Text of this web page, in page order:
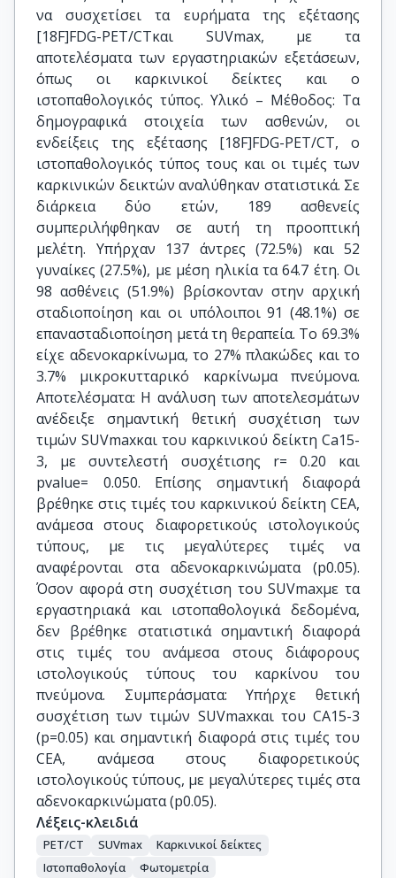
να συσχετίσει τα ευρήματα της εξέτασης
[18F]FDG-PET/CTκαι SUVmax, με τα
αποτελέσματα των εργαστηριακών εξετάσεων,
όπως οι καρκινικοί δείκτες και ο
ιστοπαθολογικός τύπος. Υλικό – Μέθοδος: Τα
δημογραφικά στοιχεία των ασθενών, οι
ενδείξεις της εξέτασης [18F]FDG-PET/CT, ο
ιστοπαθολογικός τύπος τους και οι τιμές των
καρκινικών δεικτών αναλύθηκαν στατιστικά. Σε
διάρκεια δύο ετών, 189 ασθενείς
συμπεριλήφθηκαν σε αυτή τη προοπτική
μελέτη. Υπήρχαν 137 άντρες (72.5%) και 52
γυναίκες (27.5%), με μέση ηλικία τα 64.7 έτη. Οι
98 ασθένεις (51.9%) βρίσκονταν στην αρχική
σταδιοποίηση και οι υπόλοιποι 91 (48.1%) σε
επανασταδιοποίηση μετά τη θεραπεία. Το 69.3%
είχε αδενοκαρκίνωμα, το 27% πλακώδες και το
3.7% μικροκυτταρικό καρκίνωμα πνεύμονα.
Αποτελέσματα: Η ανάλυση των αποτελεσμάτων
ανέδειξε σημαντική θετική συσχέτιση των
τιμών SUVmaxκαι του καρκινικού δείκτη Ca15-
3, με συντελεστή συσχέτισης r= 0.20 και
pvalue= 0.050. Επίσης σημαντική διαφορά
βρέθηκε στις τιμές του καρκινικού δείκτη CEA,
ανάμεσα στους διαφορετικούς ιστολογικούς
τύπους, με τις μεγαλύτερες τιμές να
αναφέρονται στα αδενοκαρκινώματα (p0.05).
Όσον αφορά στη συσχέτιση του SUVmaxμε τα
εργαστηριακά και ιστοπαθολογικά δεδομένα,
δεν βρέθηκε στατιστικά σημαντική διαφορά
στις τιμές του ανάμεσα στους διάφορους
ιστολογικούς τύπους του καρκίνου του
πνεύμονα. Συμπεράσματα: Υπήρχε θετική
συσχέτιση των τιμών SUVmaxκαι του CA15-3
(p=0.05) και σημαντική διαφορά στις τιμές του
CEA, ανάμεσα στους διαφορετικούς
ιστολογικούς τύπους, με μεγαλύτερες τιμές στα
αδενοκαρκινώματα (p0.05).
Λέξεις-κλειδιά
PET/CT SUVmax
Καρκινικοί δείκτες
Ιστοπαθολογία
Φωτομετρία